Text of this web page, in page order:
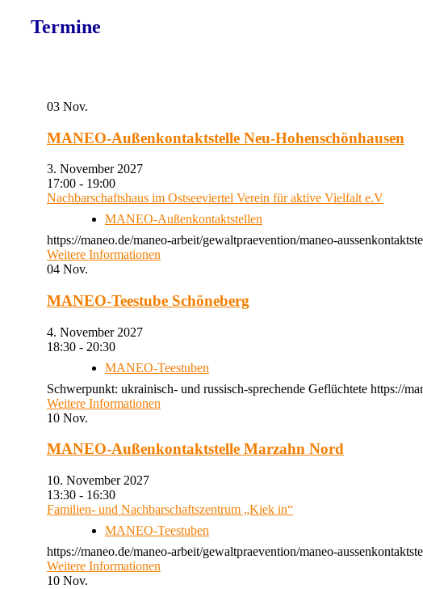
Termine
03 Nov.
MANEO-Außenkontaktstelle Neu-Hohenschönhausen
3. November 2027
17:00 - 19:00
Nachbarschaftshaus im Ostseeviertel Verein für aktive Vielfalt e.V
MANEO-Außenkontaktstellen
https://maneo.de/maneo-arbeit/gewaltpraevention/maneo-
Weitere Informationen
04 Nov.
MANEO-Teestube Schöneberg
4. November 2027
18:30 - 20:30
MANEO-Teestuben
Schwerpunkt: ukrainisch- und russisch-sprechende Geflüchtete https://
Weitere Informationen
10 Nov.
MANEO-Außenkontaktstelle Marzahn Nord
10. November 2027
13:30 - 16:30
Familien- und Nachbarschaftszentrum „Kiek in“
MANEO-Teestuben
https://maneo.de/maneo-arbeit/gewaltpraevention/maneo-
Weitere Informationen
10 Nov.